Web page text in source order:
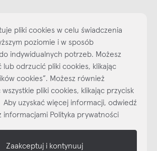
i promocje na wyciągnięcie ręki, zapisz się już
newslettera!
SubskrybujNEWSLETTER
pliki cookies w celu świadczenia
poziomie i w sposób
indywidualnych potrzeb. Możesz
lub odrzucić pliki cookies, klikając
cookies”. Możesz również
pliki cookies, klikając przycisk
uzyskać więcej informacji, odwiedź
informacjami Polityka prywatności
Zaakceptuj i kontynuuj